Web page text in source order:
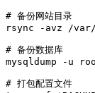
# 备份网站目录
rsync -avz /var/
# 备份数据库
mysqldump -u
# 打包配置文件